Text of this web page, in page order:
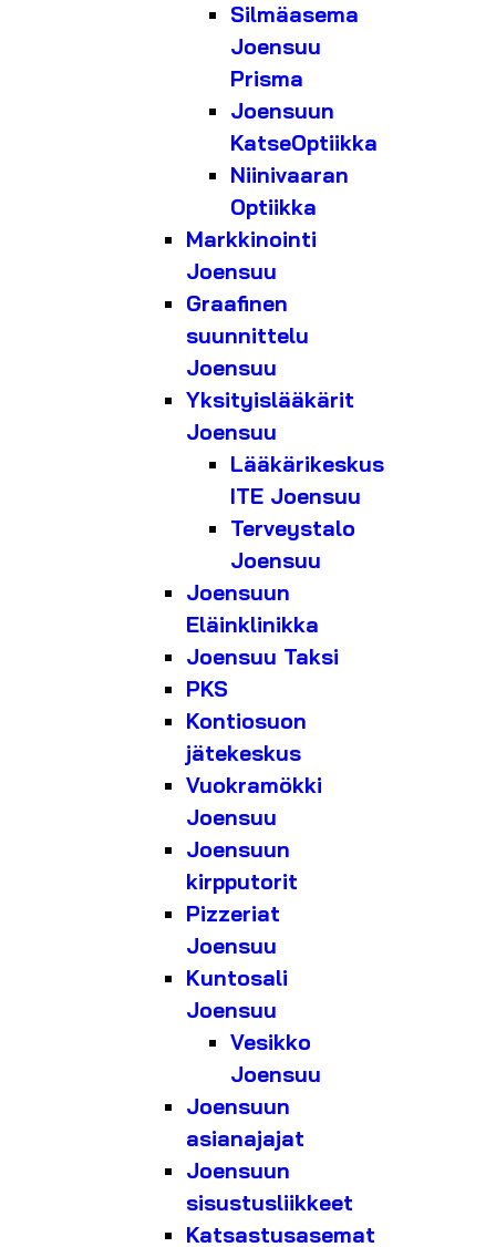
Silmäasema
Joensuu
Prisma
Joensuun
KatseOptiikka
Niinivaaran
Optiikka
Markkinointi
Joensuu
Graafinen
suunnittelu
Joensuu
Yksityislääkärit
Joensuu
Lääkärikeskus
ITE Joensuu
Terveystalo
Joensuu
Joensuun
Eläinklinikka
Joensuu Taksi
PKS
Kontiosuon
jätekeskus
Vuokramökki
Joensuu
Joensuun
kirpputorit
Pizzeriat
Joensuu
Kuntosali
Joensuu
Vesikko
Joensuu
Joensuun
asianajajat
Joensuun
sisustusliikkeet
Katsastusasemat